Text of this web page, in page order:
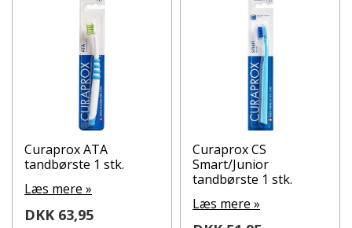
Curaprox ATA
tandbørste 1 stk.
Læs mere »
DKK 63,95
Curaprox CS
Smart/Junior
tandbørste 1 stk.
Læs mere »